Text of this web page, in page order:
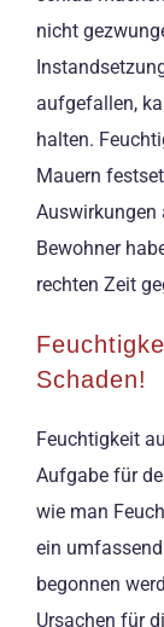
nicht
aufgefallen,
halten.
Mauern
Auswirkungen
Bewohner
rechten Zeit
Schaden!
Feuchtigkeit
Aufgabe für
wie man
ein
begonnen
Ursachen für